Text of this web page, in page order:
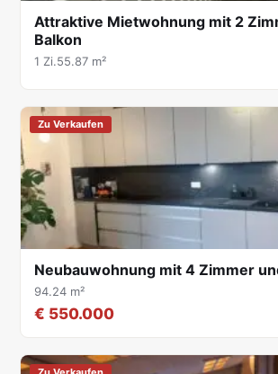
Attraktive Mietwohnung mit 2
Balkon
1 Zi.55.87 m²
Zu Verkaufen
Neubauwohnung mit 4 Zimmer
94.24 m²
€ 550.000